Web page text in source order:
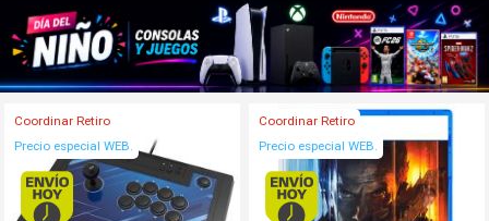
Coordinar Retiro
Precio especial WEB.
Envío hoy. Comprando antes de 13Hs.
Coordinar Retiro
Precio especial WEB.
Envío hoy.